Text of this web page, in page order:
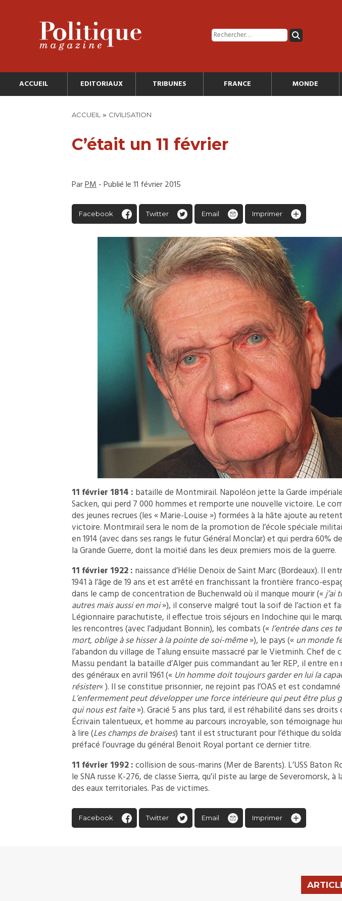
ACCUEIL EDITORIAUX TRIBUNES FRANCE MONDE
ACCUEIL » CIVILISATION
C’était un 11 février
ParPM- Publié le 11 février 2015
Facebook Twitter Email Imprimer
11 février 1814 : bataille de Montmirail. Napoléon jette la Garde
Sacken, qui perd 7 000 hommes et remporte une nouvelle victoire. Le
des jeunes recrues (les « Marie-Louise ») formées à la hâte ajoute au
victoire. Montmirail sera le nom de la promotion de l’école spéciale
en 1914 (avec dans ses rangs le futur Général Monclar) et qui perdra 60%
la Grande Guerre, dont la moitié dans les deux premiers mois de la guerre.
11 février 1922 : naissance d’Hélie Denoix de Saint Marc (Bordeaux). Il
1941 à l’âge de 19 ans et est arrêté en franchissant la frontière franco-
dans le camp de concentration de Buchenwald où il manque mourir («j’ai
autres mais aussi en moi»), il conserve malgré tout la soif de l’action et
Légionnaire parachutiste, il effectue trois séjours en Indochine qui le
les rencontres (avec l’adjudant Bonnin), les combats («l’entrée dans ces
mort, oblige à se hisser à la pointe de soi-même»), le pays («un monde
l’abandon du village de Talung ensuite massacré par le Vietminh. Chef de
Massu pendant la bataille d’Alger puis commandant au 1er REP, il entre
des généraux en avril 1961 (« Un homme doit toujours garder en lui la
résister« ). Il se constitue prisonnier, ne rejoint pas l’OAS et est condamné
L’enfermement peut développer une force intérieure qui peut être plus
qui nous est faite»). Gracié 5 ans plus tard, il est réhabilité dans ses
Écrivain talentueux, et homme au parcours incroyable, son témoignage
à lire (Les champs de braises) tant il est structurant pour l’éthique du
préfacé l’ouvrage du général Benoit Royal portant ce dernier titre.
11 février 1992 :collision de sous-marins (Mer de Barents). L’USS Baton
le SNA russe K-276, de classe Sierra, qu’il piste au large de Severomorsk,
des eaux territoriales. Pas de victimes.
Facebook Twitter Email Imprimer